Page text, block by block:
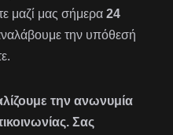
μαζί μας σήμερα24
την υπόθεσή
την ανωνυμία
Σας